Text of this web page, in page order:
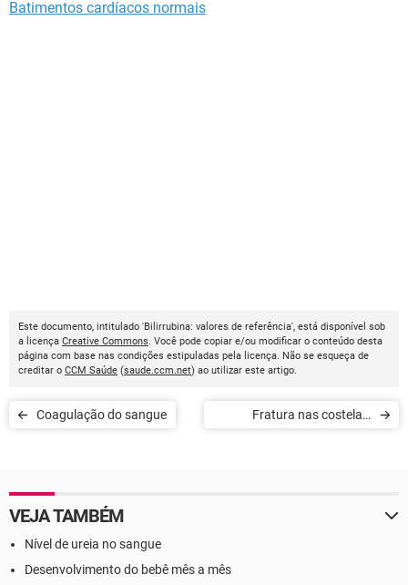
Batimentos cardíacos normais
Este documento, intitulado 'Bilirrubina: valores de referência', está disponível sob
a licença Creative Commons. Você pode copiar e/ou modificar o conteúdo desta
página com base nas condições estipuladas pela licença. Não se esqueça de
creditar o CCM Saúde (saude.ccm.net) ao utilizar este artigo.
Coagulação do sangue
Fratura nas costelas:
VEJA TAMBÉM
Nível de ureia no sangue
Desenvolvimento do bebê mês a mês